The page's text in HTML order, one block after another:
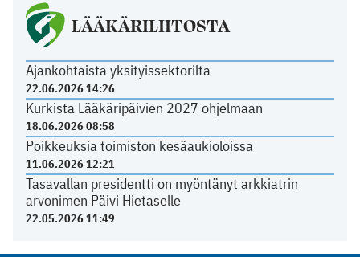
LÄÄKÄRILIITOSTA
Ajankohtaista yksityissektorilta
22.06.2026 14:26
Kurkista Lääkäripäivien 2027 ohjelmaan
18.06.2026 08:58
Poikkeuksia toimiston kesäaukioloissa
11.06.2026 12:21
Tasavallan presidentti on myöntänyt arkkiatrin
arvonimen Päivi Hietaselle
22.05.2026 11:49